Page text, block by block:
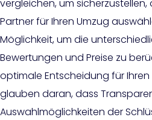
vergleichen, um
Partner für Ihren Umzug
Möglichkeit, um die
Bewertungen und Preise zu
optimale Entscheidung für Ihren
glauben daran, dass
Auswahlmöglichkeiten der